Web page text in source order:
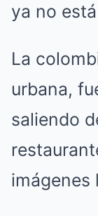
ya no
La
urbana,
saliendo
imágenes